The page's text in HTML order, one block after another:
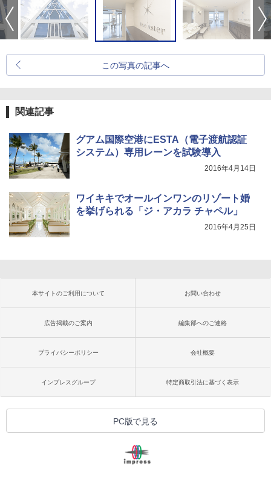
この写真の記事へ
関連記事
グアム国際空港にESTA（電子渡航認証
システム）専用レーンを試験導入
2016年4月14日
ワイキキでオールインワンのリゾート婚
を挙げられる「ジ・アカラ チャペル」
2016年4月25日
本サイトのご利用について お問い合わせ
広告掲載のご案内 編集部へのご連絡
プライバシーポリシー 会社概要
インプレスグループ 特定商取引法に基づく表示
PC版で見る